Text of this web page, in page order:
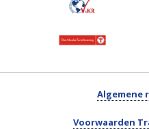
Algemene
Voorwaarden